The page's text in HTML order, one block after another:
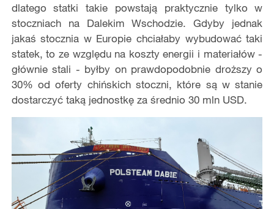
dlatego statki takie powstają praktycznie tylko w
stoczniach na Dalekim Wschodzie. Gdyby jednak
jakaś stocznia w Europie chciałaby wybudować taki
statek, to ze względu na koszty energii i materiałów -
głównie stali - byłby on prawdopodobnie droższy o
30% od oferty chińskich stoczni, które są w stanie
dostarczyć taką jednostkę za średnio 30 mln USD.